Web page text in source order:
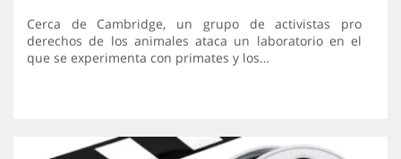
Cerca de Cambridge, un grupo de activistas pro
derechos de los animales ataca un laboratorio en el
que se experimenta con primates y los…